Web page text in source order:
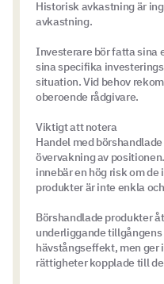
Historisk avkastning är
avkastning.
Investerare bör fatta sina
sina specifika
situation. Vid behov
oberoende rådgivare.
Viktigt att notera
Handel med
övervakning av
innebär en hög risk om
produkter är inte enkla
Börshandlade produkter
underliggande
hävstångseffekt, men ger
rättigheter kopplade till